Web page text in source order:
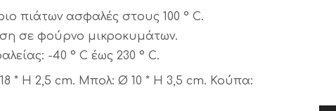
πιάτων ασφαλές στους 100 ° C.
σε φούρνο μικροκυμάτων.
-40 ° C έως 230 ° C.
* H 2,5 cm. Μπολ: Ø 10 * H 3,5 cm. Κούπα: